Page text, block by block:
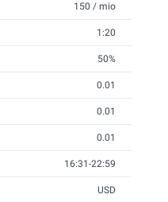
150 / mio
1:20
50%
0.01
0.01
0.01
16:31-22:59
USD